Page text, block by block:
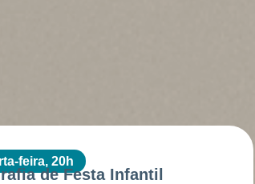
feira, 20h
de Festa Infantil